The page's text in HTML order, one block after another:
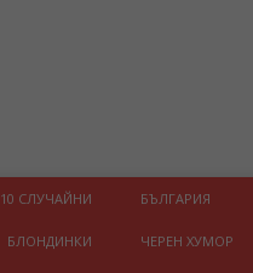
10 СЛУЧАЙНИ БЪЛГАРИЯ
БЛОНДИНКИ ЧЕРЕН ХУМОР